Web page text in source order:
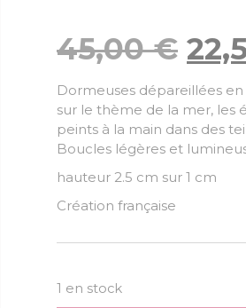
45,00€
Dormeuses dépareillées
sur le thème de la mer, les
peints à la main dans des
Boucles légères et
hauteur 2.5 cm sur 1 cm
Création française
1 en stock